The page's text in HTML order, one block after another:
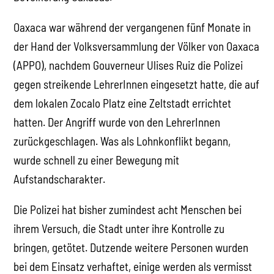
Oaxaca war während der vergangenen fünf Monate in
der Hand der Volksversammlung der Völker von Oaxaca
(APPO), nachdem Gouverneur Ulises Ruiz die Polizei
gegen streikende LehrerInnen eingesetzt hatte, die auf
dem lokalen Zocalo Platz eine Zeltstadt errichtet
hatten. Der Angriff wurde von den LehrerInnen
zurückgeschlagen. Was als Lohnkonflikt begann,
wurde schnell zu einer Bewegung mit
Aufstandscharakter.
Die Polizei hat bisher zumindest acht Menschen bei
ihrem Versuch, die Stadt unter ihre Kontrolle zu
bringen, getötet. Dutzende weitere Personen wurden
bei dem Einsatz verhaftet, einige werden als vermisst